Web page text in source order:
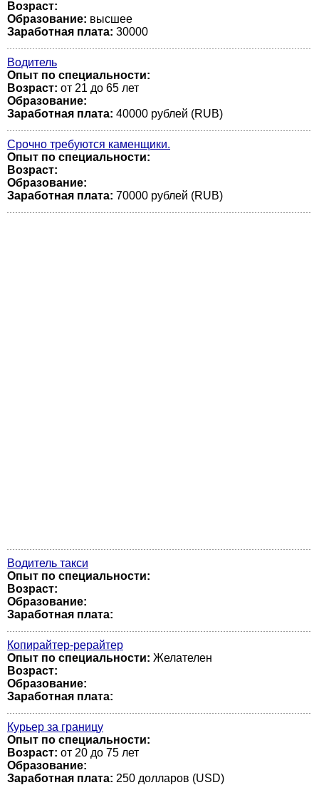
Возраст:
Образование: высшее
Заработная плата: 30000
Водитель
Опыт по специальности:
Возраст: от 21 до 65 лет
Образование:
Заработная плата: 40000 рублей (RUB)
Срочно требуются каменщики.
Опыт по специальности:
Возраст:
Образование:
Заработная плата: 70000 рублей (RUB)
Водитель такси
Опыт по специальности:
Возраст:
Образование:
Заработная плата:
Копирайтер-рерайтер
Опыт по специальности: Желателен
Возраст:
Образование:
Заработная плата:
Курьер за границу
Опыт по специальности:
Возраст: от 20 до 75 лет
Образование:
Заработная плата: 250 долларов (USD)